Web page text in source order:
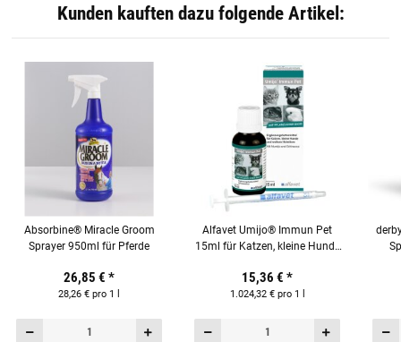
Kunden kauften dazu folgende Artikel:
Absorbine® Miracle Groom
Sprayer 950ml für Pferde
26,85 € *
28,26 € pro 1 l
Alfavet Umijo® Immun Pet
15ml für Katzen, kleine Hunde
15,36 € *
1.024,32 € pro 1 l